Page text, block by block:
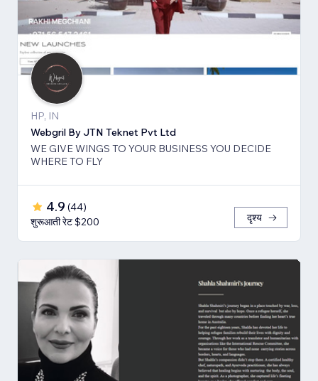
HP, IN
Webgril By JTN Teknet Pvt Ltd
WE GIVE WINGS TO YOUR BUSINESS YOU DECIDE
WHERE TO FLY
4.9 (44)
शुरूआती रेट $200
दृश्य